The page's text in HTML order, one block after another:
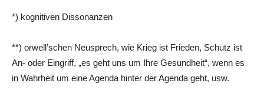
*) kognitiven Dissonanzen
**) orwell’schen Neusprech, wie Krieg ist Frieden, Schutz ist
An- oder Eingriff, „es geht uns um Ihre Gesundheit“, wenn es
in Wahrheit um eine Agenda hinter der Agenda geht, usw.